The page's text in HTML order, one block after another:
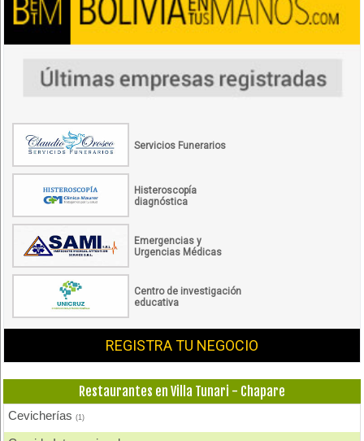
Servicios Funerarios
Histeroscopía
diagnóstica
Emergencias y
Urgencias Médicas
Centro de investigación
educativa
REGISTRA TU NEGOCIO
Restaurantes en Villa Tunari - Chapare
Cevicherías(1)